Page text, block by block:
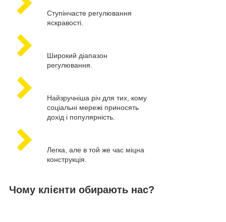
Ступінчасте регулювання
яскравості.
Широкий діапазон
регулювання.
Найзручніша річ для тих, кому
соціальні мережі приносять
дохід і популярність.
Легка, але в той же час міцна
конструкція.
Чому клієнти обирають нас?